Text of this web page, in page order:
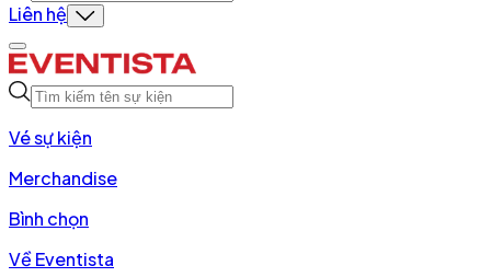
Liên hệ
Vé sự kiện
Merchandise
Bình chọn
Về Eventista